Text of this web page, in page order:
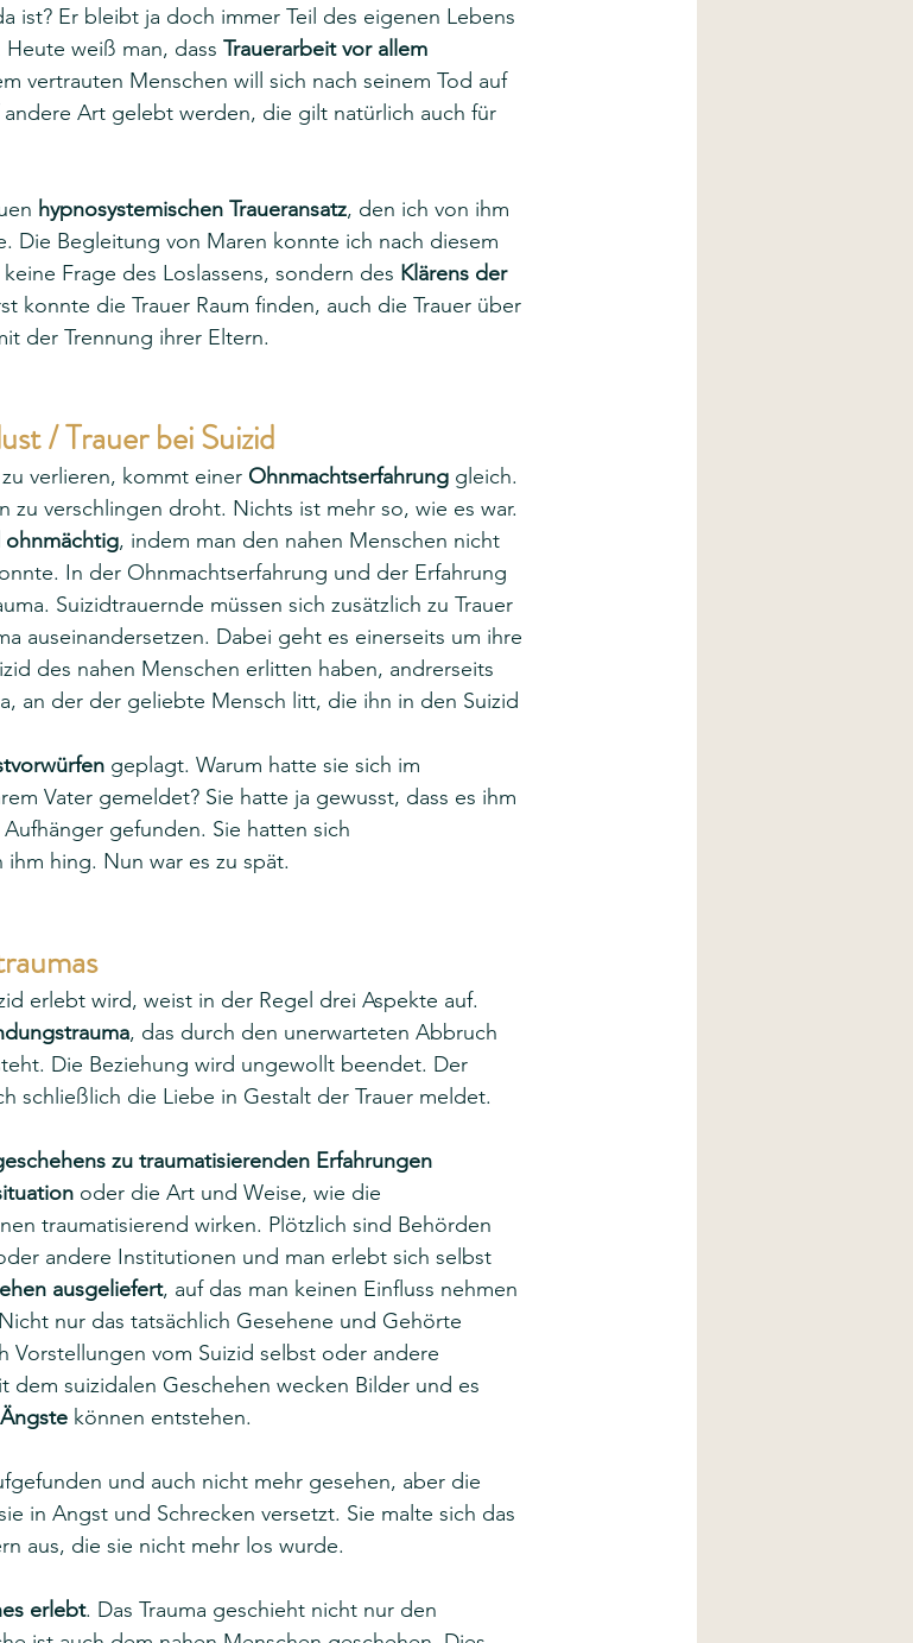
ist? Er bleibt ja doch immer Teil des eigenen Lebens
Heute weiß man, dass Trauerarbeit vor allem
vertrauten Menschen will sich nach seinem Tod auf
Art gelebt werden, die gilt natürlich auch für
hypnosystemischen Traueransatz, den ich von ihm
Die Begleitung von Maren konnte ich nach diesem
Frage des Loslassens, sondern des Klärens der
konnte die Trauer Raum finden, auch die Trauer über
der Trennung ihrer Eltern.
/ Trauer bei Suizid
verlieren, kommt einer Ohnmachtserfahrung gleich.
zu verschlingen droht. Nichts ist mehr so, wie es war.
ohnmächtig, indem man den nahen Menschen nicht
In der Ohnmachtserfahrung und der Erfahrung
Suizidtrauernde müssen sich zusätzlich zu Trauer
auseinandersetzen. Dabei geht es einerseits um ihre
des nahen Menschen erlitten haben, andrerseits
an der der geliebte Mensch litt, die ihn in den Suizid
geplagt. Warum hatte sie sich im
Vater gemeldet? Sie hatte ja gewusst, dass es ihm
gefunden. Sie hatten sich
hing. Nun war es zu spät.
erlebt wird, weist in der Regel drei Aspekte auf.
, das durch den unerwarteten Abbruch
Die Beziehung wird ungewollt beendet. Der
schließlich die Liebe in Gestalt der Trauer meldet.
zu traumatisierenden Erfahrungen
oder die Art und Weise, wie die
traumatisierend wirken. Plötzlich sind Behörden
andere Institutionen und man erlebt sich selbst
ausgeliefert, auf das man keinen Einfluss nehmen
nur das tatsächlich Gesehene und Gehörte
Vorstellungen vom Suizid selbst oder andere
dem suizidalen Geschehen wecken Bilder und es
Ängste können entstehen.
und auch nicht mehr gesehen, aber die
in Angst und Schrecken versetzt. Sie malte sich das
aus, die sie nicht mehr los wurde.
erlebt. Das Trauma geschieht nicht nur den